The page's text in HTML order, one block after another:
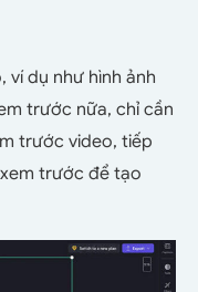
ví dụ như hình ảnh
trước nữa, chỉ cần
trước video, tiếp
trước để tạo